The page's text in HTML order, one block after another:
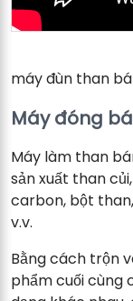
máy đùn than
Máy đóng
Máy làm than
sản xuất than
carbon, bột
v.v.
Bằng cách trộn
phẩm cuối cùng